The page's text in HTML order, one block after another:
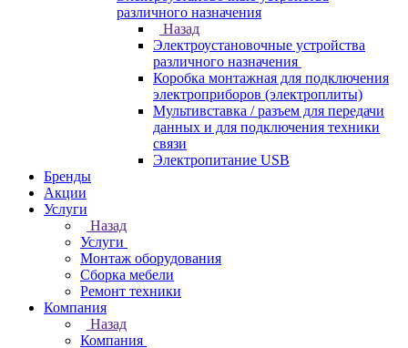
различного назначения
Назад
Электроустановочные устройства
различного назначения
Коробка монтажная для подключения
электроприборов (электроплиты)
Мультивставка / разъем для передачи
данных и для подключения техники
связи
Электропитание USB
Бренды
Акции
Услуги
Назад
Услуги
Монтаж оборудования
Сборка мебели
Ремонт техники
Компания
Назад
Компания